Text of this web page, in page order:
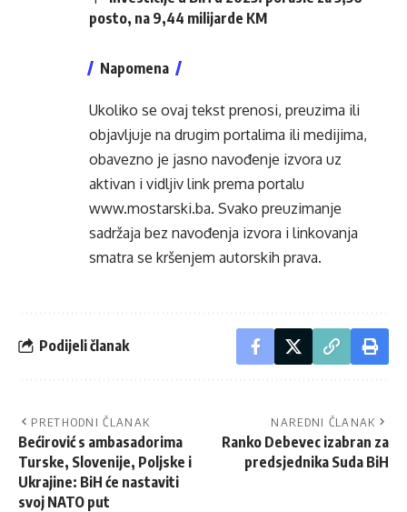
posto, na 9,44 milijarde KM
Napomena
Ukoliko se ovaj tekst prenosi, preuzima ili
objavljuje na drugim portalima ili medijima,
obavezno je jasno navođenje izvora uz
aktivan i vidljiv link prema portalu
www.mostarski.ba. Svako preuzimanje
sadržaja bez navođenja izvora i linkovanja
smatra se kršenjem autorskih prava.
Podijeli članak
PRETHODNI ČLANAK
Bećirović s ambasadorima
Turske, Slovenije, Poljske i
Ukrajine: BiH će nastaviti
svoj NATO put
NAREDNI ČLANAK
Ranko Debevec izabran za
predsjednika Suda BiH